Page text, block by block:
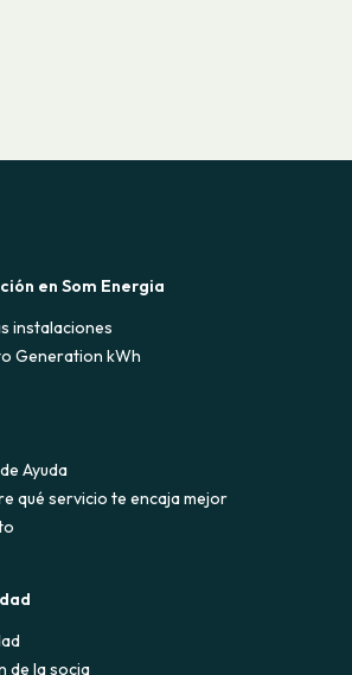
en Som Energia
instalaciones
Generation kWh
Ayuda
qué servicio te encaja mejor
de la socia